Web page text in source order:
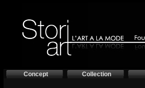
Concept Collection